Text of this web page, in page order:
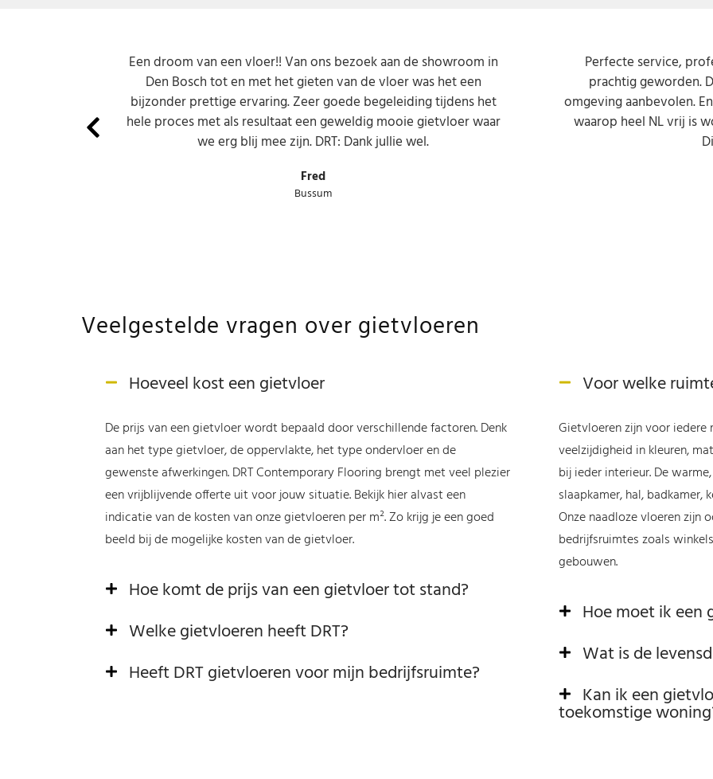
Een droom van een vloer!! Van ons bezoek aan de showroom in
Den Bosch tot en met het gieten van de vloer was het een
bijzonder prettige ervaring. Zeer goede begeleiding tijdens het
hele proces met als resultaat een geweldig mooie gietvloer waar
we erg blij mee zijn. DRT: Dank jullie wel.
Fred
Bussum
Perfecte service,
prachtig geworden.
omgeving aanbevolen.
waarop heel NL vrij is
Veelgestelde vragen over gietvloeren
Hoeveel kost een gietvloer
De prijs van een gietvloer wordt bepaald door verschillende factoren. Denk
aan het type gietvloer, de oppervlakte, het type ondervloer en de
gewenste afwerkingen. DRT Contemporary Flooring brengt met veel plezier
een vrijblijvende offerte uit voor jouw situatie. Bekijk hier alvast een
indicatie van de kosten van onze gietvloeren per m². Zo krijg je een goed
beeld bij de mogelijke kosten van de gietvloer.
Hoe komt de prijs van een gietvloer tot stand?
Welke gietvloeren heeft DRT?
Heeft DRT gietvloeren voor mijn bedrijfsruimte?
Voor welke
Gietvloeren zijn voor iedere
veelzijdigheid in kleuren,
bij ieder interieur. De
slaapkamer, hal, badkamer,
Onze naadloze vloeren zijn
bedrijfsruimtes zoals
gebouwen.
Hoe moet ik een
Wat is de
Kan ik een
toekomstige